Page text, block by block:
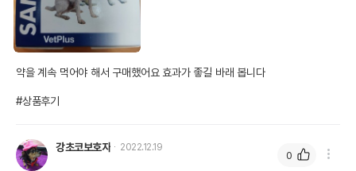
약을 계속 먹어야 해서 구매했어요 효과가 좋길 바래 봅니다
#상품후기
강초코보호자 2022.12.19
0